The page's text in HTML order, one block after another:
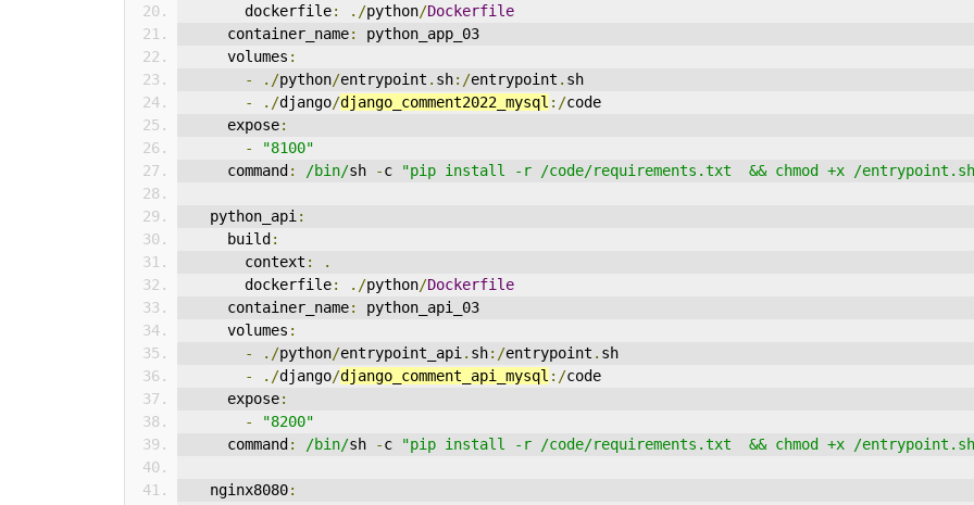
      dockerfile
: ./python/Dockerfile
    container_name
:
python_app_03
    volumes
:
-
./python/entrypoint . sh:/entrypoint . sh
-
./django/django_comment2022_mysql :/code
    expose
:
-
"8100"
    command
: /bin/sh -c "pip install -r /code/requirements.txt  && chmod +x /
  python_api
:
    build
:
      context
:
.
      dockerfile
: ./python/Dockerfile
    container_name
:
python_api_03
    volumes
:
-
./python/entrypoint_api . sh:/entrypoint . sh
-
./django/django_comment_api_mysql :/code
    expose
:
-
"8200"
    command
: /bin/sh -c "pip install -r /code/requirements.txt  && chmod +x /
  nginx8080
: